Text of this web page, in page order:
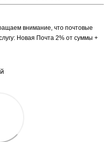
внимание, что почтовые
Новая Почта 2% от суммы +